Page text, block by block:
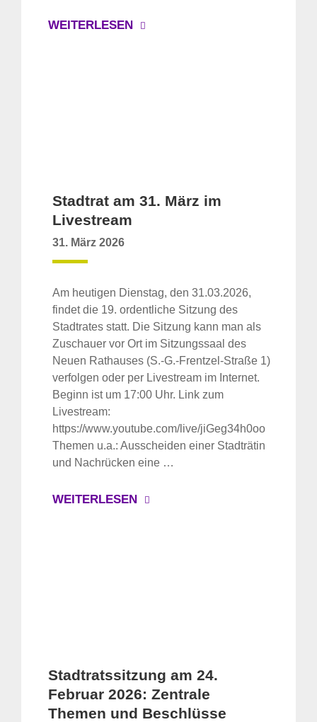
WEITERLESEN
Stadtrat am 31. März im
Livestream
31. März 2026
Am heutigen Dienstag, den 31.03.2026,
findet die 19. ordentliche Sitzung des
Stadtrates statt. Die Sitzung kann man als
Zuschauer vor Ort im Sitzungssaal des
Neuen Rathauses (S.-G.-Frentzel-Straße 1)
verfolgen oder per Livestream im Internet.
Beginn ist um 17:00 Uhr. Link zum
Livestream:
https://www.youtube.com/live/jiGeg34h0oo
Themen u.a.: Ausscheiden einer Stadträtin
und Nachrücken eine …
WEITERLESEN
Stadtratssitzung am 24.
Februar 2026: Zentrale
Themen und Beschlüsse